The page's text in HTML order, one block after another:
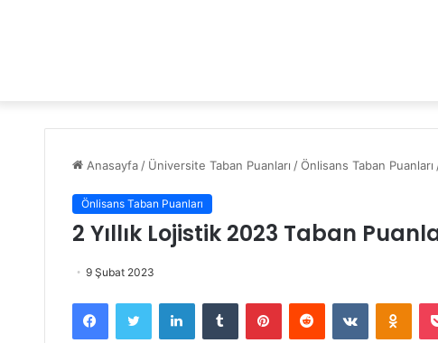
Anasayfa / Üniversite Taban Puanları / Önlisans Taban Puanları
Önlisans Taban Puanları
2 Yıllık Lojistik 2023 Taban
9 Şubat 2023
Facebook Twitter LinkedIn Tumblr Pinterest Reddit VKontakte Odnoklassniki